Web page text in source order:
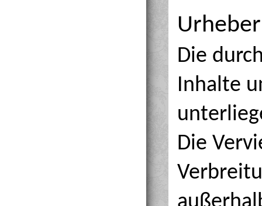
Die
Inhalte
Die